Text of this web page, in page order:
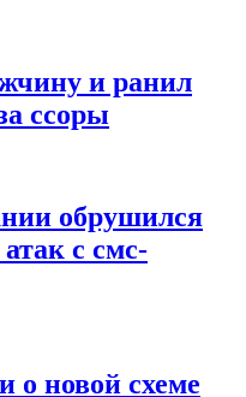
и ранил
ссоры
обрушился
с смс-
о новой схеме